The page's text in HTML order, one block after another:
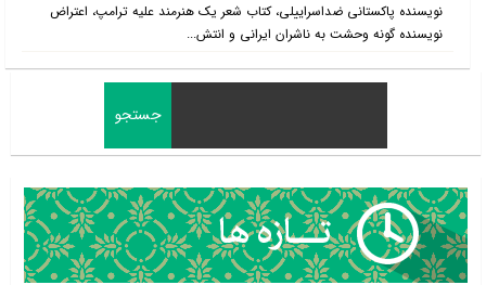
نویسنده پاکستانی ضداسراییلی، کتاب شعر یک هنرمند علیه ترامپ، اعتراض
نویسنده گونه وحشت به ناشران ایرانی و انتش...